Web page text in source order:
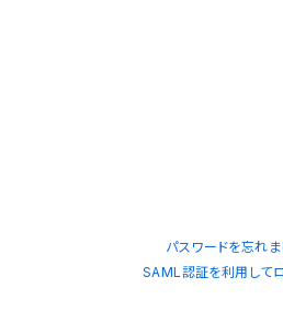
パスワードを忘れま
SAML認証を利用して